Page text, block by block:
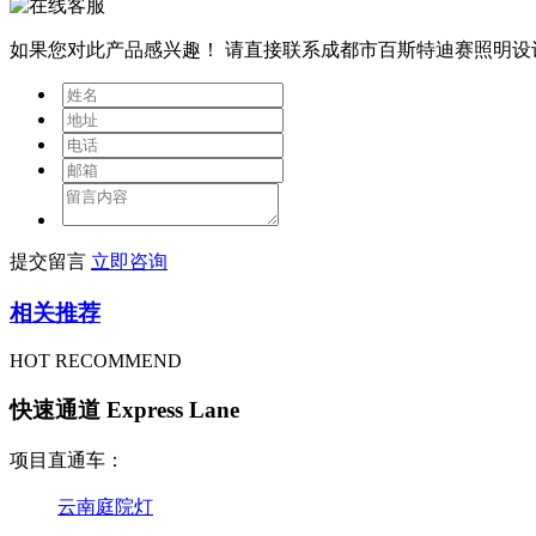
如果您对此产品感兴趣！ 请直接联系成都市百斯特迪赛照明
提交留言 立即咨询
相关推荐
HOT RECOMMEND
快速通道 Express Lane
项目直通车：
云南庭院灯